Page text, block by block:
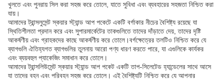
খুলতে এবং পুনরায় সিল করা সহজ করে তোলে, যাতে সুবিধা এবং ব্যবহারের সহজতা নিশ্চিত করা
যায়।
আমাদের ট্রান্সলুসেন্ট স্কয়ার স্ট্যান্ড আপ পকেটে একটি বর্গাকার নীচের বৈশিষ্ট্য রয়েছে যা
স্থিতিশীলতা প্রদান করে এবং সুপারমার্কেটের তাকগুলিতে তাদের দাঁড়াতে দেয়, তাদের দৃষ্টি
আকর্ষণীয় এবং গ্রাহকদের কাছে আকর্ষণীয় করে তোলে।বর্গক্ষেত্রের তলটিও নিশ্চিত করে যে
ব্যাগগুলি ঐতিহ্যগত ব্যাগগুলির তুলনায় আরো পণ্য ধারণ করতে পারে, যা এগুলিকে কার্যকর
এবং ব্যয়বহুল প্যাকেজিং সমাধান করে তোলে।
আমাদের ট্রান্সলিউসেন্ট স্কয়ার স্ট্যান্ড আপ পকেট একটি তাপ-সিলেটেড হ্যান্ডেলের সাথে আসে
যা তাদের বহন এবং পরিবহন সহজ করে তোলে। এই বৈশিষ্ট্যটি নিশ্চিত করে যে আপনার